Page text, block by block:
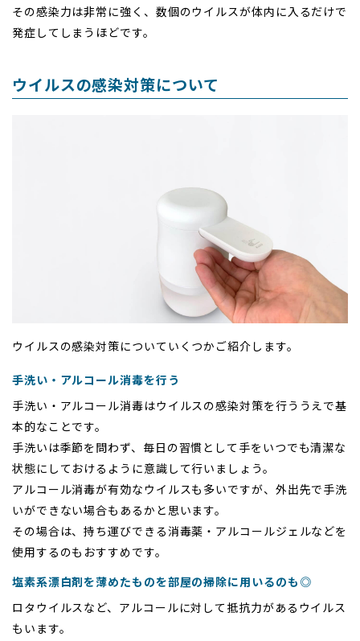
その感染力は非常に強く、数個のウイルスが体内に入るだけで
発症してしまうほどです。
ウイルスの感染対策について
ウイルスの感染対策についていくつかご紹介します。
手洗い・アルコール消毒を行う
手洗い・アルコール消毒はウイルスの感染対策を行ううえで基
本的なことです。
手洗いは季節を問わず、毎日の習慣として手をいつでも清潔な
状態にしておけるように意識して行いましょう。
アルコール消毒が有効なウイルスも多いですが、外出先で手洗
いができない場合もあるかと思います。
その場合は、持ち運びできる消毒薬・アルコールジェルなどを
使用するのもおすすめです。
塩素系漂白剤を薄めたものを部屋の掃除に用いるのも◎
ロタウイルスなど、アルコールに対して抵抗力があるウイルス
もいます。